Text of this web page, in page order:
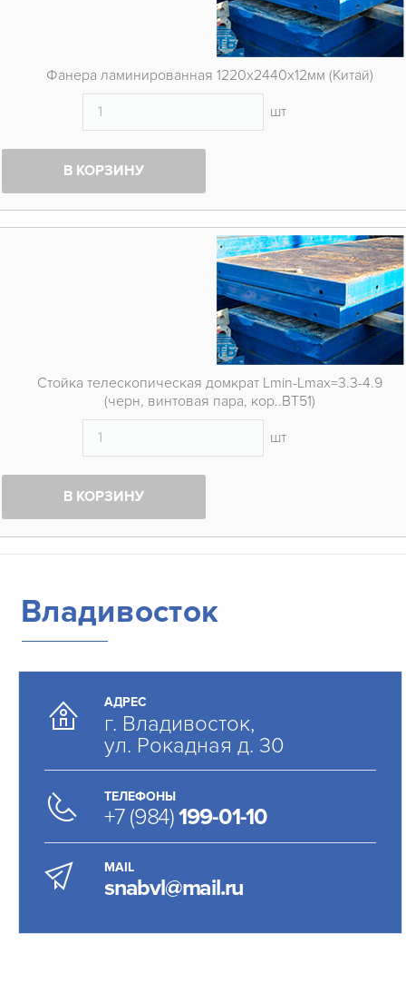
Фанера ламинированная 1220х2440х12мм (Китай)
шт
В КОРЗИНУ
Стойка телескопическая домкрат Lmin-Lmax=3.3-4.9
(черн, винтовая пара, кор..ВТ51)
шт
В КОРЗИНУ
Владивосток
АДРЕС
г. Владивосток,
ул. Рокадная д. 30
ТЕЛЕФОНЫ
+7 (984)199-01-10
MAIL
snabvl@mail.ru